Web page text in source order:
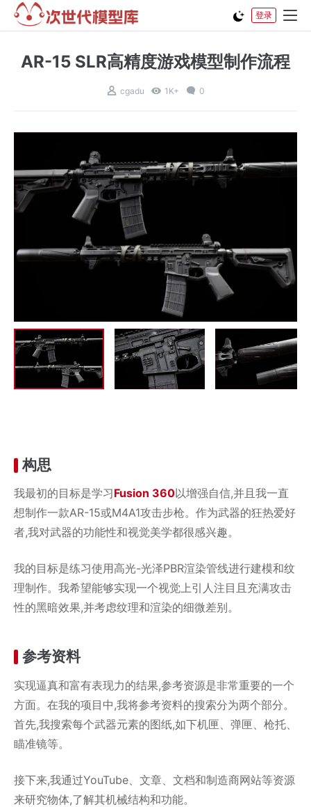
登录
AR-15 SLR高精度游戏模型制作流程
cgadu 1K+ 0
构思
我最初的目标是学习Fusion 360以增强自信,并且我一直
想制作一款AR-15或M4A1攻击步枪。作为武器的狂热爱好
者,我对武器的功能性和视觉美学都很感兴趣。
我的目标是练习使用高光-光泽PBR渲染管线进行建模和纹
理制作。我希望能够实现一个视觉上引人注目且充满攻击
性的黑暗效果,并考虑纹理和渲染的细微差别。
参考资料
实现逼真和富有表现力的结果,参考资源是非常重要的一个
方面。在我的项目中,我将参考资料的搜索分为两个部分。
首先,我搜索每个武器元素的图纸,如下机匣、弹匣、枪托、
瞄准镜等。
接下来,我通过YouTube、文章、文档和制造商网站等资源
来研究物体,了解其机械结构和功能。